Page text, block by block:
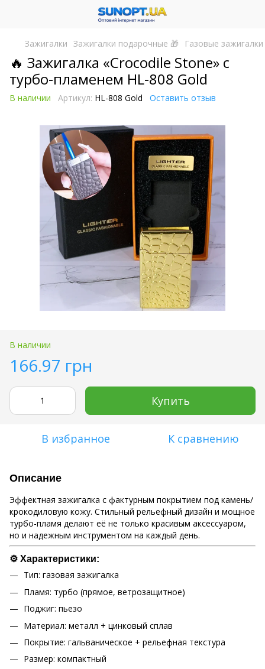
Зажигалки Зажигалки подарочные 🎁 Газовые зажигалки
🔥 Зажигалка «Crocodile Stone» с
турбо-пламенем HL-808 Gold
В наличии Артикул: HL-808 Gold Оставить отзыв
В наличии
166.97 грн
Купить
В избранное К сравнению
Описание
Эффектная зажигалка с фактурным покрытием под камень/
крокодиловую кожу. Стильный рельефный дизайн и мощное
турбо-пламя делают её не только красивым аксессуаром,
но и надежным инструментом на каждый день.
⚙️ Характеристики:
Тип: газовая зажигалка
Пламя: турбо (прямое, ветрозащитное)
Поджиг: пьезо
Материал: металл + цинковый сплав
Покрытие: гальваническое + рельефная текстура
Размер: компактный